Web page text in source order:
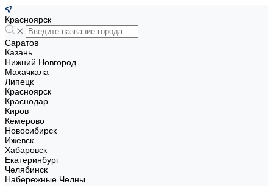
Красноярск
Саратов
Казань
Нижний Новгород
Махачкала
Липецк
Красноярск
Краснодар
Киров
Кемерово
Новосибирск
Ижевск
Хабаровск
Екатеринбург
Челябинск
Набережные Челны